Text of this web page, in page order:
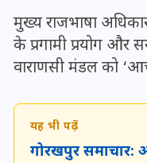
मुख्य राजभाषा
के प्रगामी प्रयोग और
वाराणसी मंडल को
यह भी पढ़ें
गोरखपुर समाचार:
भारत में
अड़चन:
आया